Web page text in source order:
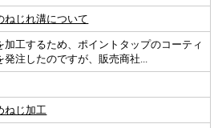
ねじれ溝について
加工するため、ポイントタップのコーティ
発注したのですが、販売商社...
じ加工